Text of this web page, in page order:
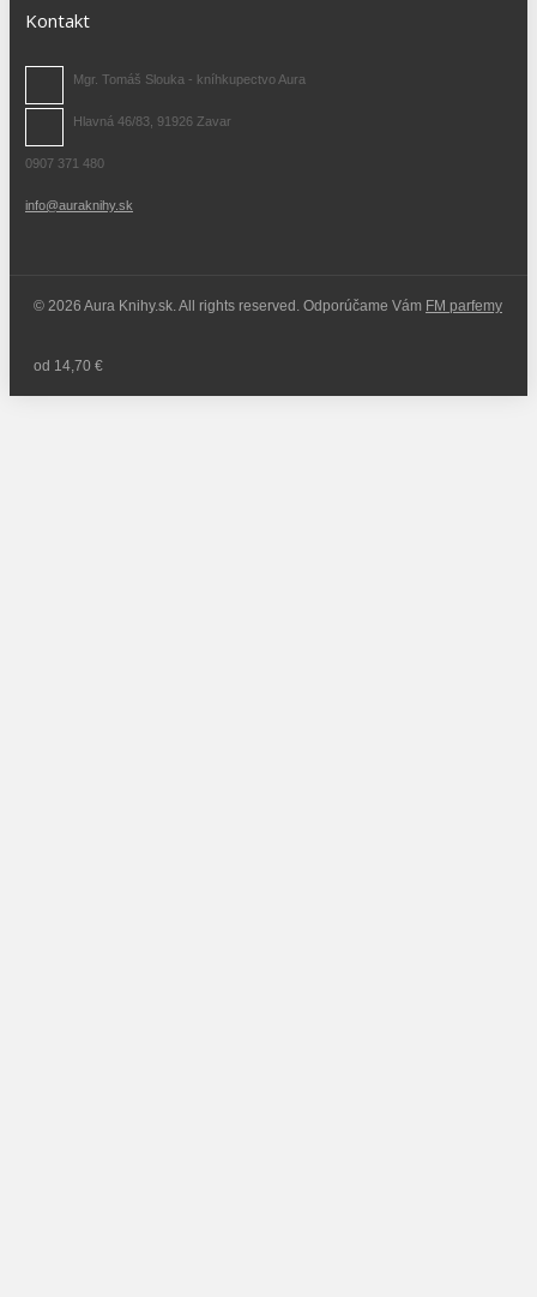
Kontakt
Mgr. Tomáš Slouka - kníhkupectvo Aura
Hlavná 46/83, 91926 Zavar
0907 371 480
info@auraknihy.sk
© 2026 Aura Knihy.sk. All rights reserved. Odporúčame Vám FM parfemy
od 14,70 €